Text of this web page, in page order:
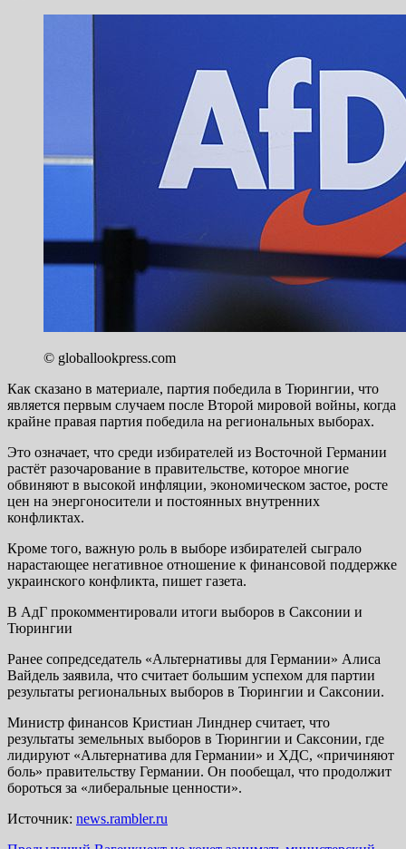
© globallookpress.com
Как сказано в материале, партия победила в Тюрингии, что
является первым случаем после Второй мировой войны, когда
крайне правая партия победила на региональных выборах.
Это означает, что среди избирателей из Восточной Германии
растёт разочарование в правительстве, которое многие
обвиняют в высокой инфляции, экономическом застое, росте
цен на энергоносители и постоянных внутренних
конфликтах.
Кроме того, важную роль в выборе избирателей сыграло
нарастающее негативное отношение к финансовой поддержке
украинского конфликта, пишет газета.
В АдГ прокомментировали итоги выборов в Саксонии и
Тюрингии
Ранее сопредседатель «Альтернативы для Германии» Алиса
Вайдель заявила, что считает большим успехом для партии
результаты региональных выборов в Тюрингии и Саксонии.
Министр финансов Кристиан Линднер считает, что
результаты земельных выборов в Тюрингии и Саксонии, где
лидируют «Альтернатива для Германии» и ХДС, «причиняют
боль» правительству Германии. Он пообещал, что продолжит
бороться за «либеральные ценности».
Источник: news.rambler.ru